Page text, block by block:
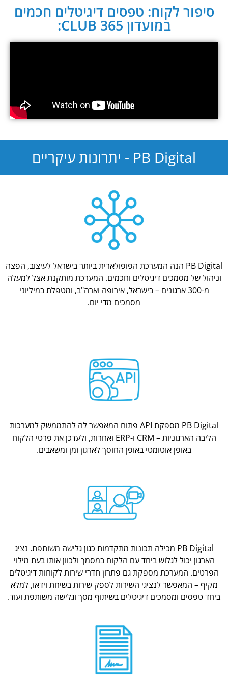
סיפור לקוח: טפסים דיגיטלים חכמים
במועדון CLUB 365:
PB Digital - יתרונות עיקריים
PB Digital הנה המערכת הפופולארית ביותר בישראל לעיצוב, הפצה
וניהול של מסמכים דיגיטלים וחכמים. המערכת מותקנת אצל למעלה
מ-300 ארגונים – בישראל, אירופה וארה"ב, ומטפלת במיליוני
מסמכים מדי יום.
PB Digital מספקת API פתוח המאפשר לה להתממשק למערכות
הליבה הארגוניות – CRM ו-ERP ואחרות, ולעדכן את פרטי הלקוח
באופן אוטומטי באופן החוסך לארגון זמן ומשאבים.
PB Digital מכילה תכונות מתקדמות כגון גלישה משותפת. נציג
הארגון יכול לגלוש ביחד עם הלקוח במסמך ולכוון אותו בעת מילוי
הפרטים. המערכת מספקת גם פתרון חדרי שירות לקוחות דיגיטלים
מקיף – המאפשר לנציגי השירות לספק שירות בשיחת וידאו, למלא
ביחד טפסים ומסמכים דיגיטלים בשיתוף מסך וגלישה משותפת ועוד.